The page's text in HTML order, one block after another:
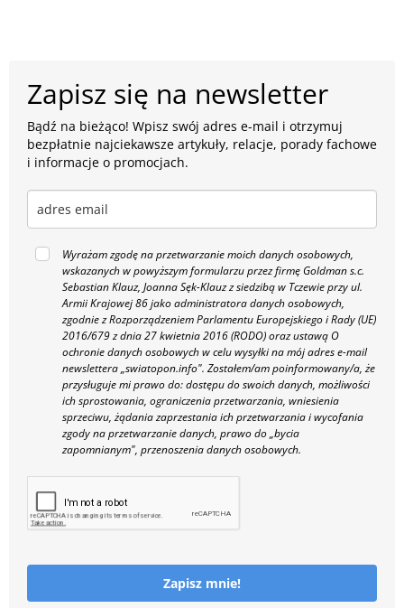
Zapisz się na newsletter
Bądź na bieżąco! Wpisz swój adres e-mail i otrzymuj
bezpłatnie najciekawsze artykuły, relacje, porady fachowe
i informacje o promocjach.
Wyrażam zgodę na przetwarzanie moich danych osobowych,
wskazanych w powyższym formularzu przez firmę Goldman s.c.
Sebastian Klauz, Joanna Sęk-Klauz z siedzibą w Tczewie przy ul.
Armii Krajowej 86 jako administratora danych osobowych,
zgodnie z Rozporządzeniem Parlamentu Europejskiego i Rady (UE)
2016/679 z dnia 27 kwietnia 2016 (RODO) oraz ustawą O
ochronie danych osobowych w celu wysyłki na mój adres e-mail
newslettera „swiatopon.info". Zostałem/am poinformowany/a, że
przysługuje mi prawo do: dostępu do swoich danych, możliwości
ich sprostowania, ograniczenia przetwarzania, wniesienia
sprzeciwu, żądania zaprzestania ich przetwarzania i wycofania
zgody na przetwarzanie danych, prawo do „bycia
zapomnianym", przenoszenia danych osobowych.
Zapisz mnie!